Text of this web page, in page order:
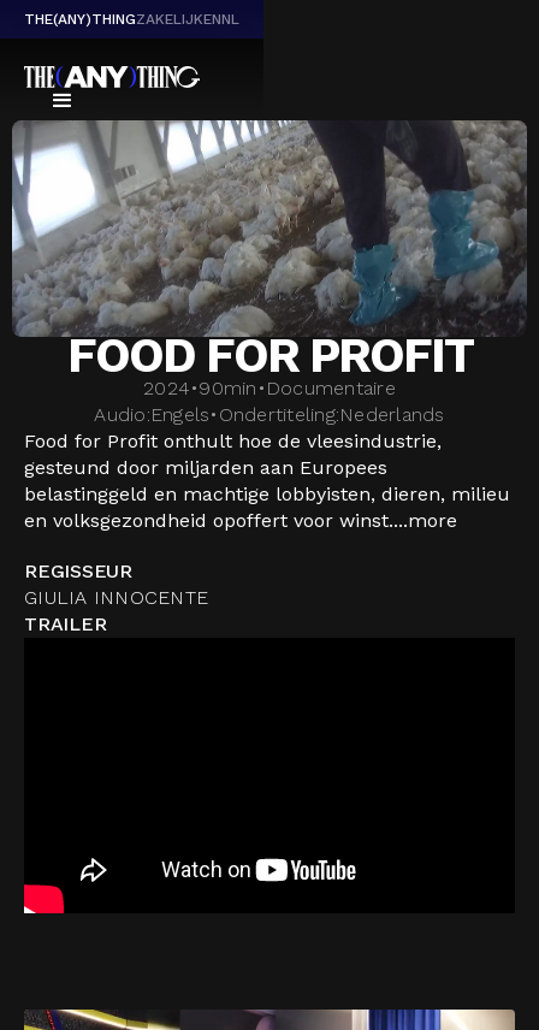
THE(ANY)THINGZAKELIJKENNL
FOOD FOR PROFIT
2024•90min • Documentaire
Audio:Engels• Ondertiteling:Nederlands
Food for Profit onthult hoe de vleesindustrie,
gesteund door miljarden aan Europees
belastinggeld en machtige lobbyisten, dieren, milieu
en volksgezondheid opoffert voor winst....more
REGISSEUR
GIULIA INNOCENTE
TRAILER